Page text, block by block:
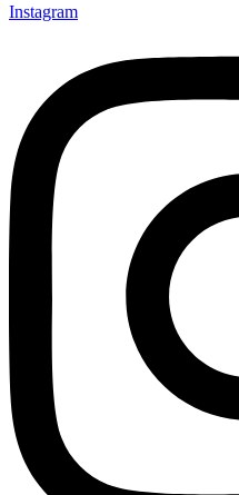
Instagram